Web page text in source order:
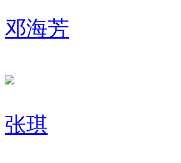
邓海芳
张琪